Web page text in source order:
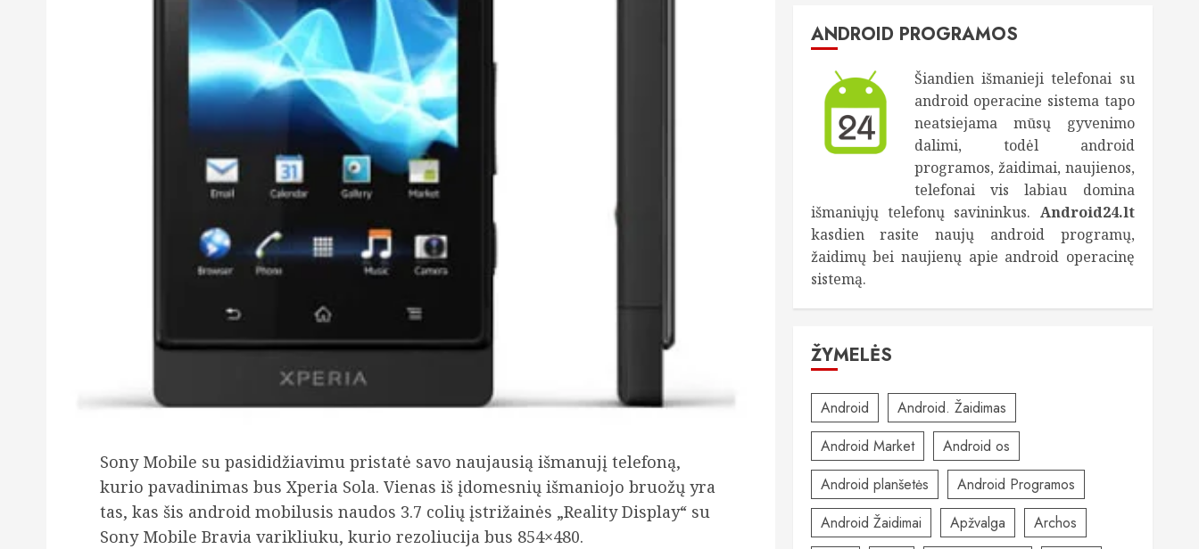
Sony Mobile su pasididžiavimu pristatė savo naujausią išmanujį telefoną,
kurio pavadinimas bus Xperia Sola. Vienas iš įdomesnių išmaniojo bruožų yra
tas, kas šis android mobilusis naudos 3.7 colių įstrižainės „Reality Display“ su
Sony Mobile Bravia varikliuku, kurio rezoliucija bus 854×480.
ANDROID PROGRAMOS
Šiandien išmanieji telefonai su
android operacine sistema tapo
neatsiejama mūsų gyvenimo
dalimi, todėl android
programos, žaidimai, naujienos,
telefonai vis labiau domina
išmaniųjų telefonų savininkus. Android24.lt
kasdien rasite naujų android programų,
žaidimų bei naujienų apie android operacinę
sistemą.
ŽYMELĖS
Android
Android. Žaidimas
Android Market
Android os
Android planšetės
Android Programos
Android Žaidimai
Apžvalga
Archos